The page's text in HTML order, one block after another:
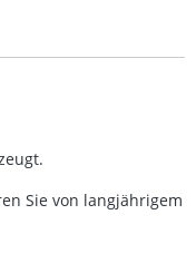
Sie von langjährigem